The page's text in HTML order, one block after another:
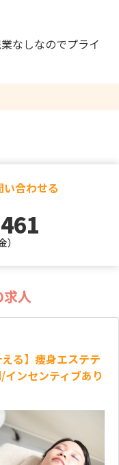
なしなのでプライ
合わせる
求人
る】痩身エステテ
ンセンティブあり